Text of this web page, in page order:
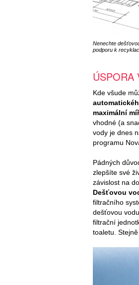
Nenechte
podporu k
ÚSPORA
Kde všude
maximální
vhodné (a
vody je dnes
programu
Pádných
zlepšíte své
závislost na
Dešťovou
filtračního
dešťovou
filtrační
toaletu.